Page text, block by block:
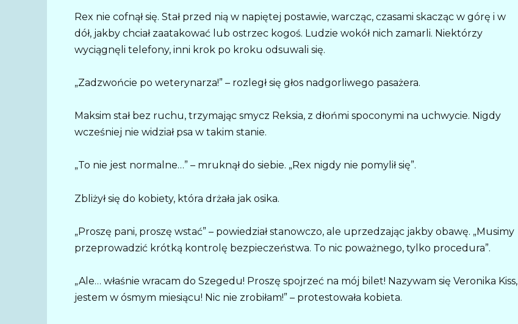
Rex nie cofnął się. Stał przed nią w napiętej postawie, warcząc, czasami skacząc w górę i w
dół, jakby chciał zaatakować lub ostrzec kogoś. Ludzie wokół nich zamarli. Niektórzy
wyciągnęli telefony, inni krok po kroku odsuwali się.
„Zadzwońcie po weterynarza!” – rozległ się głos nadgorliwego pasażera.
Maksim stał bez ruchu, trzymając smycz Reksia, z dłońmi spoconymi na uchwycie. Nigdy
wcześniej nie widział psa w takim stanie.
„To nie jest normalne…” – mruknął do siebie. „Rex nigdy nie pomylił się”.
Zbliżył się do kobiety, która drżała jak osika.
„Proszę pani, proszę wstać” – powiedział stanowczo, ale uprzedzając jakby obawę. „Musimy
przeprowadzić krótką kontrolę bezpieczeństwa. To nic poważnego, tylko procedura”.
„Ale… właśnie wracam do Szegedu! Proszę spojrzeć na mój bilet! Nazywam się Veronika Kiss,
jestem w ósmym miesiącu! Nic nie zrobiłam!” – protestowała kobieta.